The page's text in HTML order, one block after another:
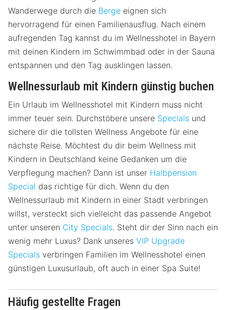
Wanderwege durch die Berge eignen sich
hervorragend für einen Familienausflug. Nach einem
aufregenden Tag kannst du im Wellnesshotel in Bayern
mit deinen Kindern im Schwimmbad oder in der Sauna
entspannen und den Tag ausklingen lassen.
Wellnessurlaub mit Kindern günstig buchen
Ein Urlaub im Wellnesshotel mit Kindern muss nicht
immer teuer sein. Durchstöbere unsere Specials und
sichere dir die tollsten Wellness Angebote für eine
nächste Reise. Möchtest du dir beim Wellness mit
Kindern in Deutschland keine Gedanken um die
Verpflegung machen? Dann ist unser Halbpension
Special das richtige für dich. Wenn du den
Wellnessurlaub mit Kindern in einer Stadt verbringen
willst, versteckt sich vielleicht das passende Angebot
unter unseren City Specials. Steht dir der Sinn nach ein
wenig mehr Luxus? Dank unseres VIP Upgrade
Specials verbringen Familien im Wellnesshotel einen
günstigen Luxusurlaub, oft auch in einer Spa Suite!
Häufig gestellte Fragen